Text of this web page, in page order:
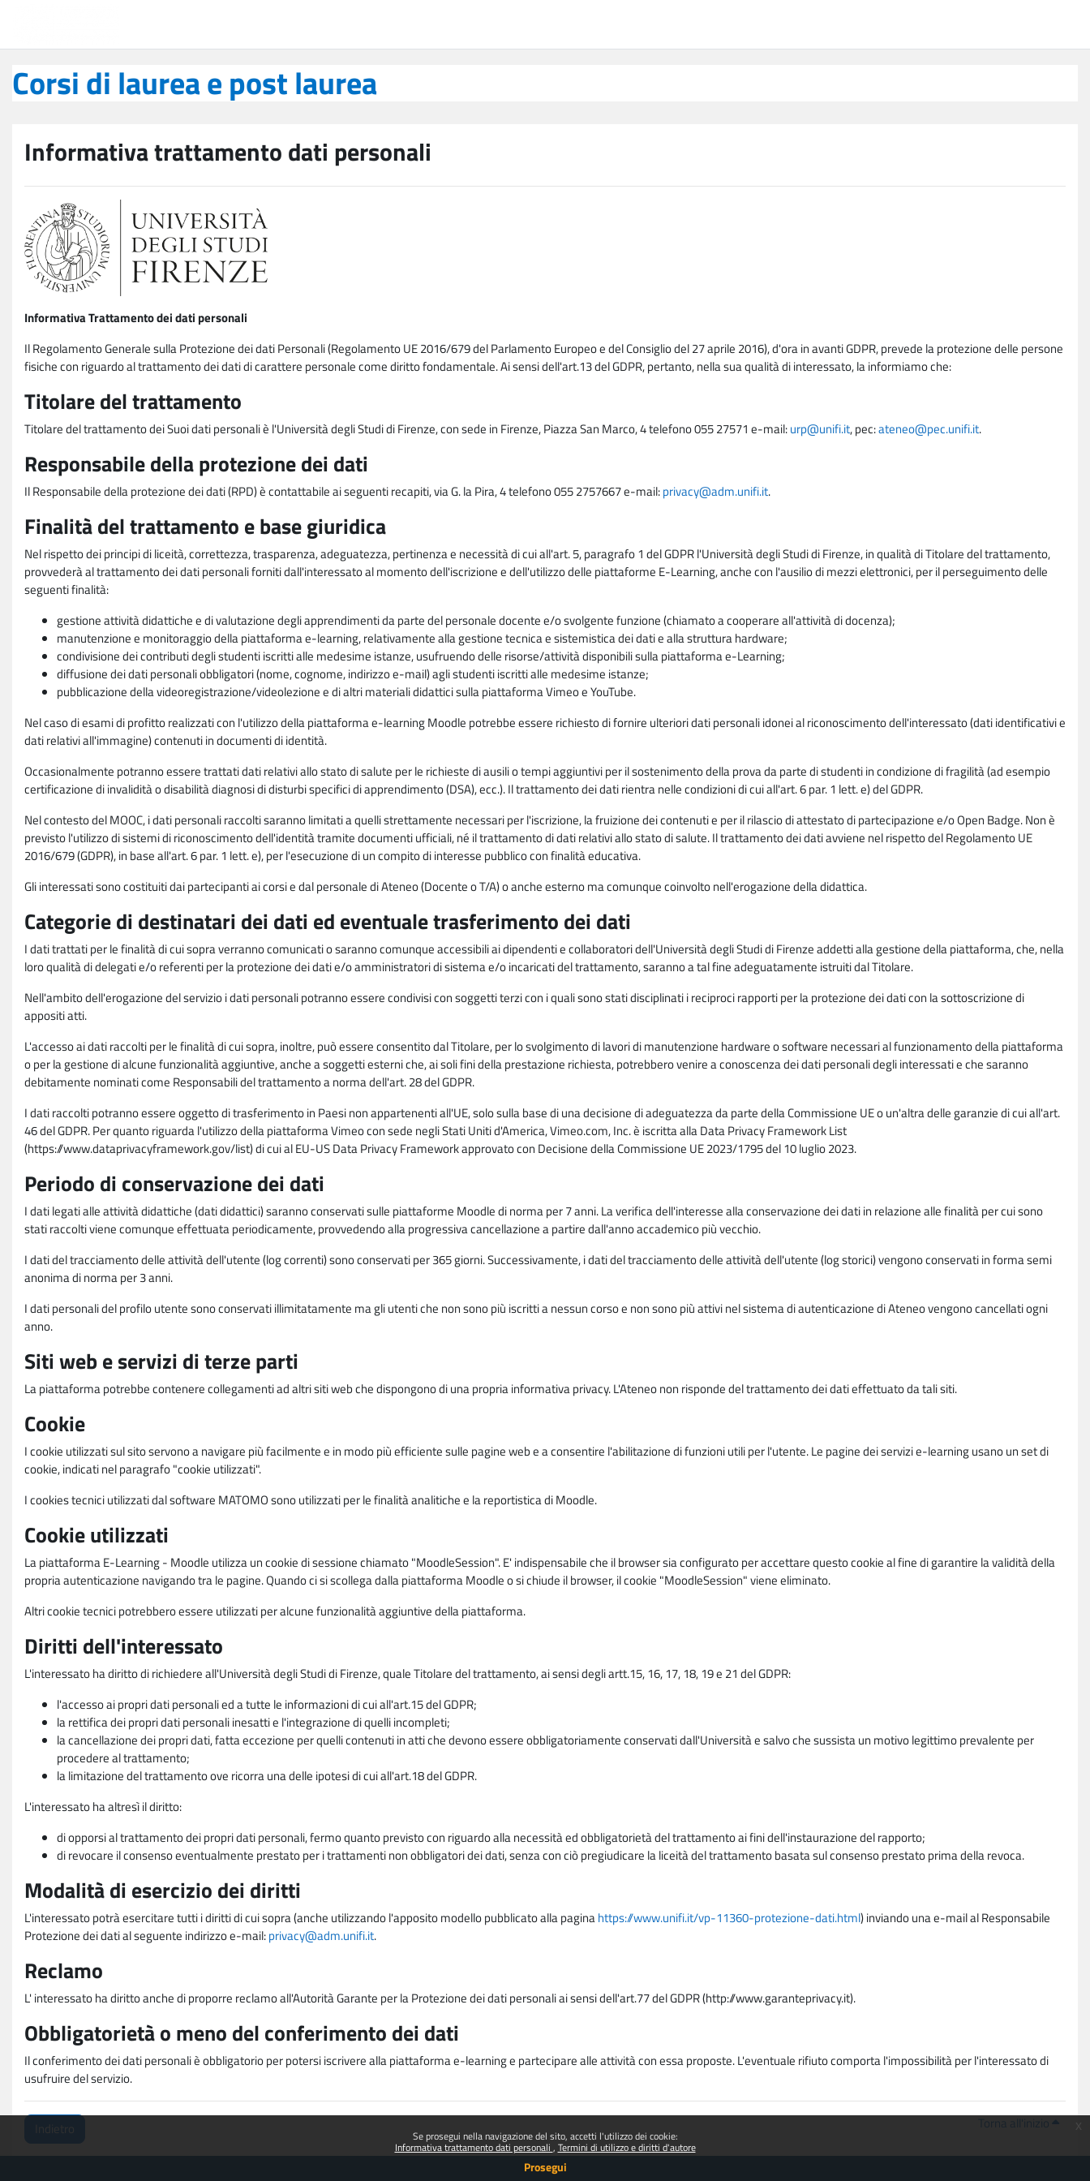
Se prosegui nella navigazione del sito, accetti l'utilizzo dei cookie:
Informativa trattamento dati personali Termini di utilizzo e diritti d'autore
Prosegui
Corsi di laurea e post laurea
Informativa trattamento dati personali
Informativa Trattamento dei dati personali
Il Regolamento Generale sulla Protezione dei dati Personali (Regolamento UE 2016/679 del Parlamento Europeo e del Consiglio del 27 aprile 2016), d'ora in avanti GDPR, prevede la protezione delle persone
fisiche con riguardo al trattamento dei dati di carattere personale come diritto fondamentale. Ai sensi dell'art.13 del GDPR, pertanto, nella sua qualità di interessato, la informiamo che:
Titolare del trattamento
Titolare del trattamento dei Suoi dati personali è l'Università degli Studi di Firenze, con sede in Firenze, Piazza San Marco, 4 telefono 055 27571 e-mail:urp@unifi.it, pec:ateneo@pec.unifi.it.
Responsabile della protezione dei dati
Il Responsabile della protezione dei dati (RPD) è contattabile ai seguenti recapiti, via G. la Pira, 4 telefono 055 2757667 e-mail:privacy@adm.unifi.it.
Finalità del trattamento e base giuridica
Nel rispetto dei principi di liceità, correttezza, trasparenza, adeguatezza, pertinenza e necessità di cui all'art. 5, paragrafo 1 del GDPR l'Università degli Studi di Firenze, in qualità di Titolare del trattamento,
provvederà al trattamento dei dati personali forniti dall'interessato al momento dell'iscrizione e dell'utilizzo delle piattaforme E-Learning, anche con l'ausilio di mezzi elettronici, per il perseguimento delle
seguenti finalità:
gestione attività didattiche e di valutazione degli apprendimenti da parte del personale docente e/o svolgente funzione (chiamato a cooperare all'attività di docenza);
manutenzione e monitoraggio della piattaforma e-learning, relativamente alla gestione tecnica e sistemistica dei dati e alla struttura hardware;
condivisione dei contributi degli studenti iscritti alle medesime istanze, usufruendo delle risorse/attività disponibili sulla piattaforma e-Learning;
diffusione dei dati personali obbligatori (nome, cognome, indirizzo e-mail) agli studenti iscritti alle medesime istanze;
pubblicazione della videoregistrazione/videolezione e di altri materiali didattici sulla piattaforma Vimeo e YouTube.
Nel caso di esami di profitto realizzati con l'utilizzo della piattaforma e-learning Moodle potrebbe essere richiesto di fornire ulteriori dati personali idonei al riconoscimento dell'interessato (dati identificativi e
dati relativi all'immagine) contenuti in documenti di identità.
Occasionalmente potranno essere trattati dati relativi allo stato di salute per le richieste di ausili o tempi aggiuntivi per il sostenimento della prova da parte di studenti in condizione di fragilità (ad esempio
certificazione di invalidità o disabilità diagnosi di disturbi specifici di apprendimento (DSA), ecc.). Il trattamento dei dati rientra nelle condizioni di cui all'art. 6 par. 1 lett. e) del GDPR.
Nel contesto del MOOC, i dati personali raccolti saranno limitati a quelli strettamente necessari per l'iscrizione, la fruizione dei contenuti e per il rilascio di attestato di partecipazione e/o Open Badge. Non è
previsto l'utilizzo di sistemi di riconoscimento dell'identità tramite documenti ufficiali, né il trattamento di dati relativi allo stato di salute. Il trattamento dei dati avviene nel rispetto del Regolamento UE
2016/679 (GDPR), in base all'art. 6 par. 1 lett. e), per l'esecuzione di un compito di interesse pubblico con finalità educativa.
Gli interessati sono costituiti dai partecipanti ai corsi e dal personale di Ateneo (Docente o T/A) o anche esterno ma comunque coinvolto nell'erogazione della didattica.
Categorie di destinatari dei dati ed eventuale trasferimento dei dati
I dati trattati per le finalità di cui sopra verranno comunicati o saranno comunque accessibili ai dipendenti e collaboratori dell'Università degli Studi di Firenze addetti alla gestione della piattaforma, che, nella
loro qualità di delegati e/o referenti per la protezione dei dati e/o amministratori di sistema e/o incaricati del trattamento, saranno a tal fine adeguatamente istruiti dal Titolare.
Nell'ambito dell'erogazione del servizio i dati personali potranno essere condivisi con soggetti terzi con i quali sono stati disciplinati i reciproci rapporti per la protezione dei dati con la sottoscrizione di
appositi atti.
L'accesso ai dati raccolti per le finalità di cui sopra, inoltre, può essere consentito dal Titolare, per lo svolgimento di lavori di manutenzione hardware o software necessari al funzionamento della piattaforma
o per la gestione di alcune funzionalità aggiuntive, anche a soggetti esterni che, ai soli fini della prestazione richiesta, potrebbero venire a conoscenza dei dati personali degli interessati e che saranno
debitamente nominati come Responsabili del trattamento a norma dell'art. 28 del GDPR.
I dati raccolti potranno essere oggetto di trasferimento in Paesi non appartenenti all'UE, solo sulla base di una decisione di adeguatezza da parte della Commissione UE o un'altra delle garanzie di cui all'art.
46 del GDPR. Per quanto riguarda l'utilizzo della piattaforma Vimeo con sede negli Stati Uniti d'America, Vimeo.com, Inc. è iscritta alla Data Privacy Framework List
(https://www.dataprivacyframework.gov/list) di cui al EU-US Data Privacy Framework approvato con Decisione della Commissione UE 2023/1795 del 10 luglio 2023.
Periodo di conservazione dei dati
I dati legati alle attività didattiche (dati didattici) saranno conservati sulle piattaforme Moodle di norma per 7 anni. La verifica dell'interesse alla conservazione dei dati in relazione alle finalità per cui sono
stati raccolti viene comunque effettuata periodicamente, provvedendo alla progressiva cancellazione a partire dall'anno accademico più vecchio.
I dati del tracciamento delle attività dell'utente (log correnti) sono conservati per 365 giorni. Successivamente, i dati del tracciamento delle attività dell'utente (log storici) vengono conservati in forma semi
anonima di norma per 3 anni.
I dati personali del profilo utente sono conservati illimitatamente ma gli utenti che non sono più iscritti a nessun corso e non sono più attivi nel sistema di autenticazione di Ateneo vengono cancellati ogni
anno.
Siti web e servizi di terze parti
La piattaforma potrebbe contenere collegamenti ad altri siti web che dispongono di una propria informativa privacy. L'Ateneo non risponde del trattamento dei dati effettuato da tali siti.
Cookie
I cookie utilizzati sul sito servono a navigare più facilmente e in modo più efficiente sulle pagine web e a consentire l'abilitazione di funzioni utili per l'utente. Le pagine dei servizi e-learning usano un set di
cookie, indicati nel paragrafo "cookie utilizzati".
I cookies tecnici utilizzati dal software MATOMO sono utilizzati per le finalità analitiche e la reportistica di Moodle.
Cookie utilizzati
La piattaforma E-Learning - Moodle utilizza un cookie di sessione chiamato "MoodleSession". E' indispensabile che il browser sia configurato per accettare questo cookie al fine di garantire la validità della
propria autenticazione navigando tra le pagine. Quando ci si scollega dalla piattaforma Moodle o si chiude il browser, il cookie "MoodleSession" viene eliminato.
Altri cookie tecnici potrebbero essere utilizzati per alcune funzionalità aggiuntive della piattaforma.
Diritti dell'interessato
L'interessato ha diritto di richiedere all'Università degli Studi di Firenze, quale Titolare del trattamento, ai sensi degli artt.15, 16, 17, 18, 19 e 21 del GDPR:
l'accesso ai propri dati personali ed a tutte le informazioni di cui all'art.15 del GDPR;
la rettifica dei propri dati personali inesatti e l'integrazione di quelli incompleti;
la cancellazione dei propri dati, fatta eccezione per quelli contenuti in atti che devono essere obbligatoriamente conservati dall'Università e salvo che sussista un motivo legittimo prevalente per
procedere al trattamento;
la limitazione del trattamento ove ricorra una delle ipotesi di cui all'art.18 del GDPR.
L'interessato ha altresì il diritto:
di opporsi al trattamento dei propri dati personali, fermo quanto previsto con riguardo alla necessità ed obbligatorietà del trattamento ai fini dell'instaurazione del rapporto;
di revocare il consenso eventualmente prestato per i trattamenti non obbligatori dei dati, senza con ciò pregiudicare la liceità del trattamento basata sul consenso prestato prima della revoca.
Modalità di esercizio dei diritti
L'interessato potrà esercitare tutti i diritti di cui sopra (anche utilizzando l'apposito modello pubblicato alla paginahttps://www.unifi.it/vp-11360-protezione-dati.html) inviando una e-mail al Responsabile
Protezione dei dati al seguente indirizzo e-mail:privacy@adm.unifi.it.
Reclamo
L' interessato ha diritto anche di proporre reclamo all'Autorità Garante per la Protezione dei dati personali ai sensi dell'art.77 del GDPR (http://www.garanteprivacy.it).
Obbligatorietà o meno del conferimento dei dati
Il conferimento dei dati personali è obbligatorio per potersi iscrivere alla piattaforma e-learning e partecipare alle attività con essa proposte. L'eventuale rifiuto comporta l'impossibilità per l'interessato di
usufruire del servizio.
Indietro Torna all'inizio